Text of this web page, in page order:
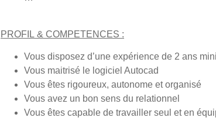
PROFIL & COMPETENCES :
Vous disposez d’une expérience de 2 ans
Vous maitrisé le logiciel Autocad
Vous êtes rigoureux, autonome et organisé
Vous avez un bon sens du relationnel
Vous êtes capable de travailler seul et en